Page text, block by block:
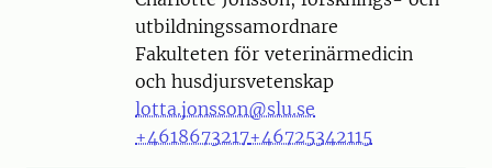
utbildningssamordnare
Fakulteten för veterinärmedicin
och husdjursvetenskap
lotta.jonsson@slu.se
+4618673217+46725342115